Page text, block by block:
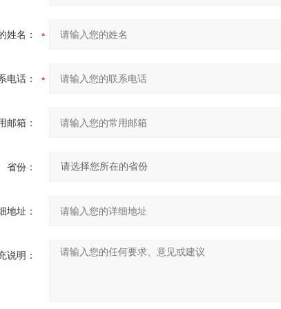
姓名：
电话：
邮箱：
省份：
地址：
说明：